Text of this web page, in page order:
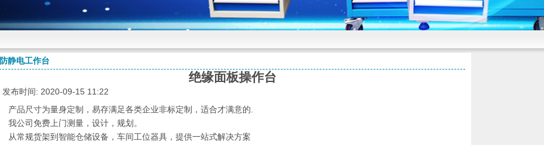
防静电工作台
绝缘面板操作台
发布时间: 2020-09-15 11:22
产品尺寸为量身定制，易存满足各类企业非标定制，适合才满意的.
我公司免费上门测量，设计，规划。
从常规货架到智能仓储设备，车间工位器具，提供一站式解决方案